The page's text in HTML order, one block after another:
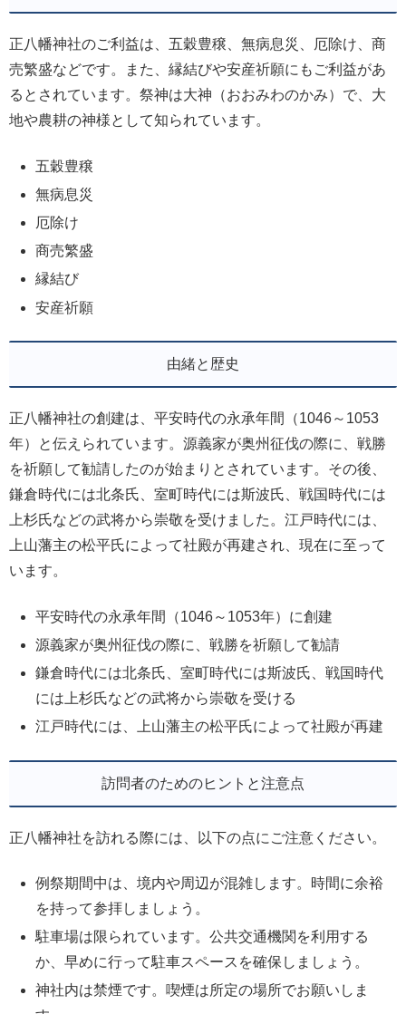
正八幡神社のご利益は、五穀豊穣、無病息災、厄除け、商
売繁盛などです。また、縁結びや安産祈願にもご利益があ
るとされています。祭神は大神（おおみわのかみ）で、大
地や農耕の神様として知られています。
五穀豊穣
無病息災
厄除け
商売繁盛
縁結び
安産祈願
由緒と歴史
正八幡神社の創建は、平安時代の永承年間（1046～1053
年）と伝えられています。源義家が奥州征伐の際に、戦勝
を祈願して勧請したのが始まりとされています。その後、
鎌倉時代には北条氏、室町時代には斯波氏、戦国時代には
上杉氏などの武将から崇敬を受けました。江戸時代には、
上山藩主の松平氏によって社殿が再建され、現在に至って
います。
平安時代の永承年間（1046～1053年）に創建
源義家が奥州征伐の際に、戦勝を祈願して勧請
鎌倉時代には北条氏、室町時代には斯波氏、戦国時代
には上杉氏などの武将から崇敬を受ける
江戸時代には、上山藩主の松平氏によって社殿が再建
訪問者のためのヒントと注意点
正八幡神社を訪れる際には、以下の点にご注意ください。
例祭期間中は、境内や周辺が混雑します。時間に余裕
を持って参拝しましょう。
駐車場は限られています。公共交通機関を利用する
か、早めに行って駐車スペースを確保しましょう。
神社内は禁煙です。喫煙は所定の場所でお願いしま